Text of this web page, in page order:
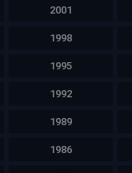
2001
1998
1995
1992
1989
1986